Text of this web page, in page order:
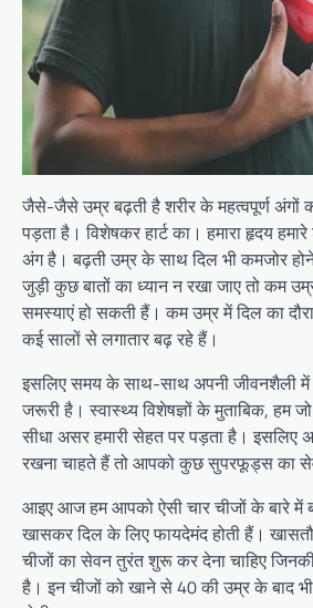
जैसे-जैसे उम्र बढ़ती है शरीर के महत्वपूर्ण अंगों
पड़ता है। विशेषकर हार्ट का। हमारा हृदय
अंग है। बढ़ती उम्र के साथ दिल भी कमजोर
जुड़ी कुछ बातों का ध्यान न रखा जाए तो कम
समस्याएं हो सकती हैं। कम उम्र में दिल का
कई सालों से लगातार बढ़ रहे हैं।
इसलिए समय के साथ-साथ अपनी जीवनशैली में
जरूरी है। स्वास्थ्य विशेषज्ञों के मुताबिक, हम
सीधा असर हमारी सेहत पर पड़ता है।
रखना चाहते हैं तो आपको कुछ सुपरफूड्स का
आइए आज हम आपको ऐसी चार चीजों के बारे में
खासकर दिल के लिए फायदेमंद होती हैं।
चीजों का सेवन तुरंत शुरू कर देना चाहिए
है। इन चीजों को खाने से 40 की उम्र के बाद भी